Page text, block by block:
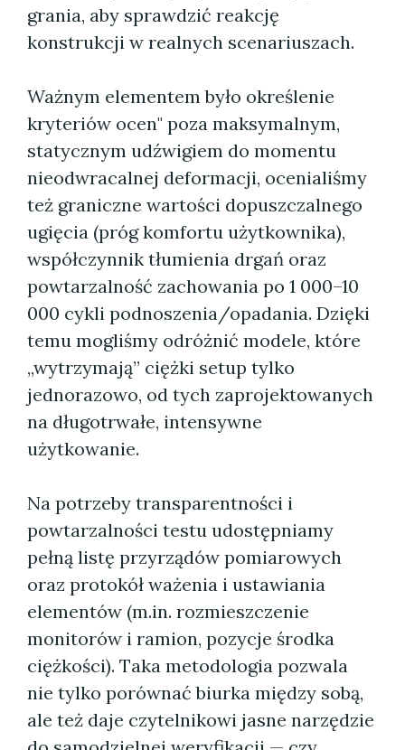
grania, aby sprawdzić reakcję
konstrukcji w realnych scenariuszach.
Ważnym elementem było określenie
kryteriów ocen" poza maksymalnym,
statycznym udźwigiem do momentu
nieodwracalnej deformacji, ocenialiśmy
też graniczne wartości dopuszczalnego
ugięcia (próg komfortu użytkownika),
współczynnik tłumienia drgań oraz
powtarzalność zachowania po 1 000–10
000 cykli podnoszenia/opadania. Dzięki
temu mogliśmy odróżnić modele, które
„wytrzymają” ciężki setup tylko
jednorazowo, od tych zaprojektowanych
na długotrwałe, intensywne
użytkowanie.
Na potrzeby transparentności i
powtarzalności testu udostępniamy
pełną listę przyrządów pomiarowych
oraz protokół ważenia i ustawiania
elementów (m.in. rozmieszczenie
monitorów i ramion, pozycje środka
ciężkości). Taka metodologia pozwala
nie tylko porównać biurka między sobą,
ale też daje czytelnikowi jasne narzędzie